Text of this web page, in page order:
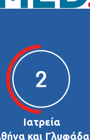
Ιατρεία
και Γλυφάδα